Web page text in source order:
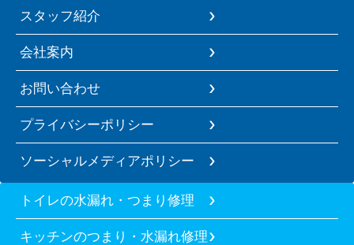
スタッフ紹介
会社案内
お問い合わせ
プライバシーポリシー
ソーシャルメディアポリシー
トイレの水漏れ・つまり修理
キッチンのつまり・水漏れ修理